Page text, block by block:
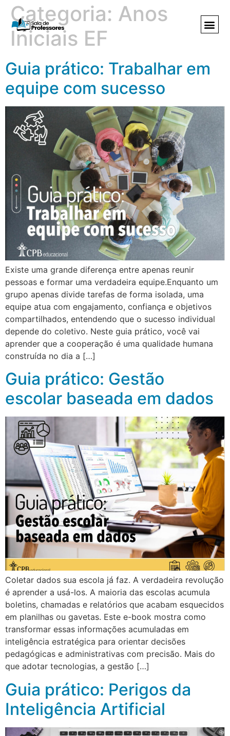
Categoria: Anos
Iniciais EF
Guia prático: Trabalhar em
equipe com sucesso
Existe uma grande diferença entre apenas reunir
pessoas e formar uma verdadeira equipe.Enquanto um
grupo apenas divide tarefas de forma isolada, uma
equipe atua com engajamento, confiança e objetivos
compartilhados, entendendo que o sucesso individual
depende do coletivo. Neste guia prático, você vai
aprender que a cooperação é uma qualidade humana
construída no dia a […]
Guia prático: Gestão
escolar baseada em dados
Coletar dados sua escola já faz. A verdadeira revolução
é aprender a usá-los. A maioria das escolas acumula
boletins, chamadas e relatórios que acabam esquecidos
em planilhas ou gavetas. Este e-book mostra como
transformar essas informações acumuladas em
inteligência estratégica para orientar decisões
pedagógicas e administrativas com precisão. Mais do
que adotar tecnologias, a gestão […]
Guia prático: Perigos da
Inteligência Artificial